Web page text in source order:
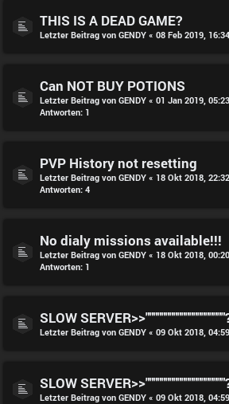
THIS IS A DEAD GAME?
Letzter Beitrag von GENDY « 08 Feb 2019, 16:34
Can NOT BUY POTIONS
Letzter Beitrag von GENDY « 01 Jan 2019, 05:23
Antworten: 1
PVP History not resetting
Letzter Beitrag von GENDY « 18 Okt 2018, 22:32
Antworten: 4
No dialy missions available!!!
Letzter Beitrag von GENDY « 18 Okt 2018, 00:20
Antworten: 1
SLOW
Letzter Beitrag von GENDY « 09 Okt 2018, 04:59
SLOW
Letzter Beitrag von GENDY « 09 Okt 2018, 04:59